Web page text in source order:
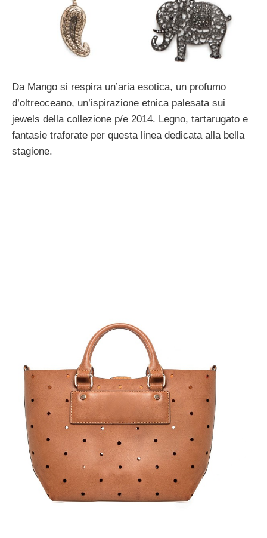
Da Mango si respira un’aria esotica, un profumo
d’oltreoceano, un’ispirazione etnica palesata sui
jewels della collezione p/e 2014. Legno, tartarugato e
fantasie traforate per questa linea dedicata alla bella
stagione.